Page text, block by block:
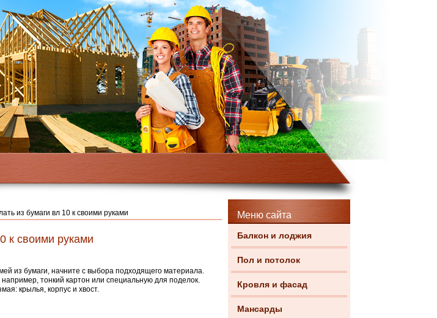
Меню сайта
Балкон и лоджия
Пол и потолок
Кровля и фасад
Мансарды
из бумаги вл 10 к своими руками
к своими руками
из бумаги, начните с выбора подходящего материала.
например, тонкий картон или специальную для поделок.
крылья, корпус и хвост.